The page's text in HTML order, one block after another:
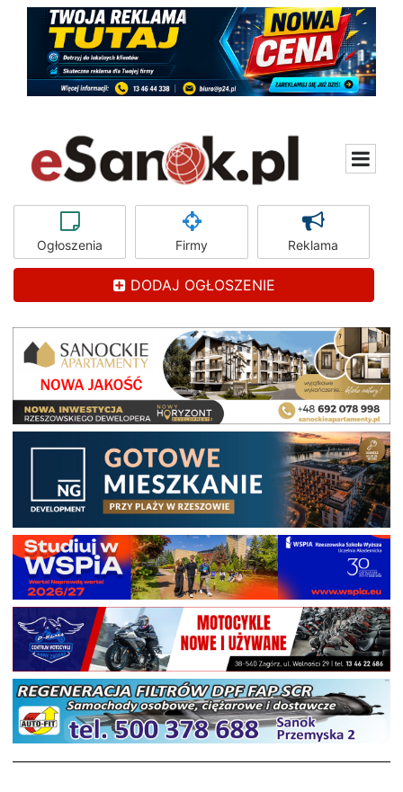
Ogłoszenia Firmy Reklama
DODAJ OGŁOSZENIE